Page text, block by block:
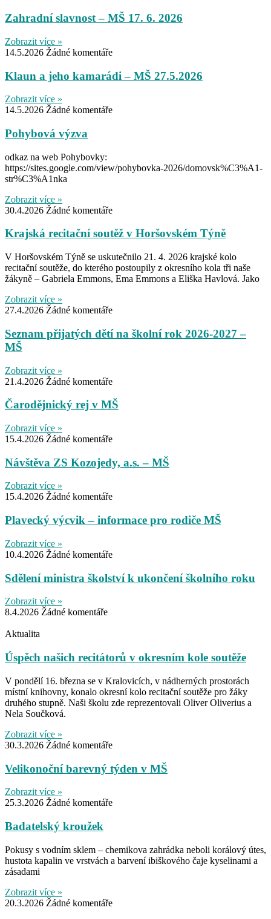
Zahradní slavnost – MŠ 17. 6. 2026
Zobrazit více »
14.5.2026 Žádné komentáře
Klaun a jeho kamarádi – MŠ 27.5.2026
Zobrazit více »
14.5.2026 Žádné komentáře
Pohybová výzva
odkaz na web Pohybovky:
https://sites.google.com/view/pohybovka-2026/domovsk%C3%A1-
str%C3%A1nka
Zobrazit více »
30.4.2026 Žádné komentáře
Krajská recitační soutěž v Horšovském Týně
V Horšovském Týně se uskutečnilo 21. 4. 2026 krajské kolo
recitační soutěže, do kterého postoupily z okresního kola tři naše
žákyně – Gabriela Emmons, Ema Emmons a Eliška Havlová. Jako
Zobrazit více »
27.4.2026 Žádné komentáře
Seznam přijatých dětí na školní rok 2026-2027 –
MŠ
Zobrazit více »
21.4.2026 Žádné komentáře
Čarodějnický rej v MŠ
Zobrazit více »
15.4.2026 Žádné komentáře
Návštěva ZS Kozojedy, a.s. – MŠ
Zobrazit více »
15.4.2026 Žádné komentáře
Plavecký výcvik – informace pro rodiče MŠ
Zobrazit více »
10.4.2026 Žádné komentáře
Sdělení ministra školství k ukončení školního roku
Zobrazit více »
8.4.2026 Žádné komentáře
Aktualita
Úspěch našich recitátorů v okresním kole soutěže
V pondělí 16. března se v Kralovicích, v nádherných prostorách
místní knihovny, konalo okresní kolo recitační soutěže pro žáky
druhého stupně. Naši školu zde reprezentovali Oliver Oliverius a
Nela Součková.
Zobrazit více »
30.3.2026 Žádné komentáře
Velikonoční barevný týden v MŠ
Zobrazit více »
25.3.2026 Žádné komentáře
Badatelský kroužek
Pokusy s vodním sklem – chemikova zahrádka neboli korálový útes,
hustota kapalin ve vrstvách a barvení ibiškového čaje kyselinami a
zásadami
Zobrazit více »
20.3.2026 Žádné komentáře